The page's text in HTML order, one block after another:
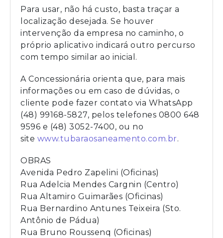
Para usar, não há custo, basta traçar a
localização desejada. Se houver
intervenção da empresa no caminho, o
próprio aplicativo indicará outro percurso
com tempo similar ao inicial.
A Concessionária orienta que, para mais
informações ou em caso de dúvidas, o
cliente pode fazer contato via WhatsApp
(48) 99168-5827, pelos telefones 0800 648
9596 e (48) 3052-7400, ou no
site www.tubaraosaneamento.com.br.
OBRAS
Avenida Pedro Zapelini (Oficinas)
Rua Adelcia Mendes Cargnin (Centro)
Rua Altamiro Guimarães (Oficinas)
Rua Bernardino Antunes Teixeira (Sto.
Antônio de Pádua)
Rua Bruno Roussenq (Oficinas)